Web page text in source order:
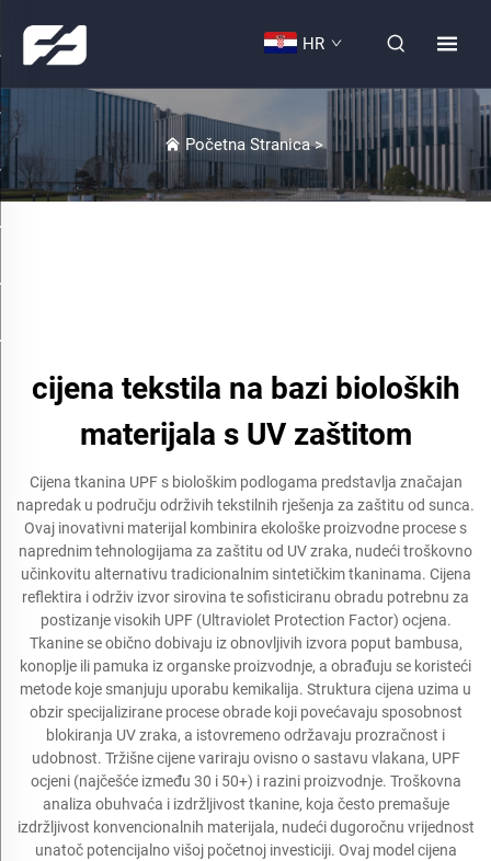
HR
Početna Stranica>
cijena tekstila na bazi bioloških
materijala s UV zaštitom
Cijena tkanina UPF s biološkim podlogama predstavlja značajan
napredak u području održivih tekstilnih rješenja za zaštitu od sunca.
Ovaj inovativni materijal kombinira ekološke proizvodne procese s
naprednim tehnologijama za zaštitu od UV zraka, nudeći troškovno
učinkovitu alternativu tradicionalnim sintetičkim tkaninama. Cijena
reflektira i održiv izvor sirovina te sofisticiranu obradu potrebnu za
postizanje visokih UPF (Ultraviolet Protection Factor) ocjena.
Tkanine se obično dobivaju iz obnovljivih izvora poput bambusa,
konoplje ili pamuka iz organske proizvodnje, a obrađuju se koristeći
metode koje smanjuju uporabu kemikalija. Struktura cijena uzima u
obzir specijalizirane procese obrade koji povećavaju sposobnost
blokiranja UV zraka, a istovremeno održavaju prozračnost i
udobnost. Tržišne cijene variraju ovisno o sastavu vlakana, UPF
ocjeni (najčešće između 30 i 50+) i razini proizvodnje. Troškovna
analiza obuhvaća i izdržljivost tkanine, koja često premašuje
izdržljivost konvencionalnih materijala, nudeći dugoročnu vrijednost
unatoč potencijalno višoj početnoj investiciji. Ovaj model cijena